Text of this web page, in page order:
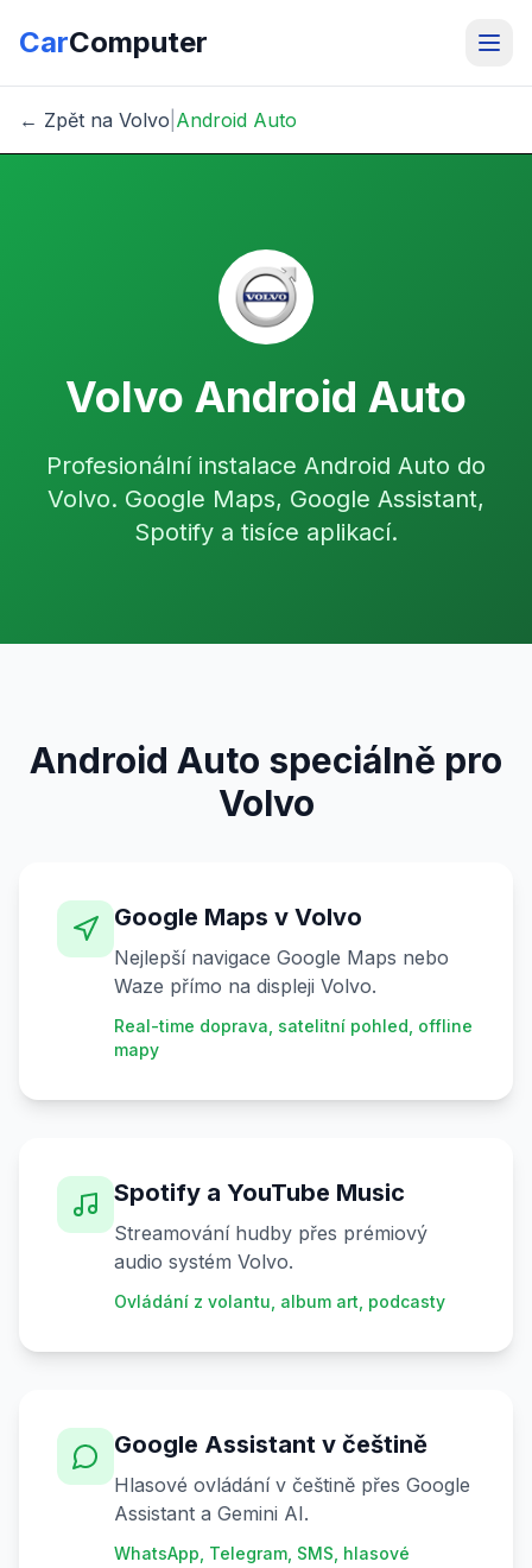
CarComputer
← Zpět na Volvo Android Auto
Volvo Android Auto
Profesionální instalace Android Auto do
Volvo. Google Maps, Google Assistant,
Spotify a tisíce aplikací.
Android Auto speciálně pro
Volvo
Google Maps v Volvo
Nejlepší navigace Google Maps nebo
Waze přímo na displeji Volvo.
Real-time doprava, satelitní pohled, offline
mapy
Spotify a YouTube Music
Streamování hudby přes prémiový
audio systém Volvo.
Ovládání z volantu, album art, podcasty
Google Assistant v češtině
Hlasové ovládání v češtině přes Google
Assistant a Gemini AI.
WhatsApp, Telegram, SMS, hlasové